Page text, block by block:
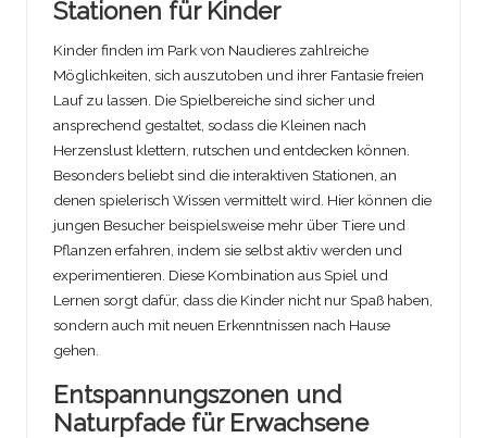
Stationen für Kinder
Kinder finden im Park von Naudieres zahlreiche
Möglichkeiten, sich auszutoben und ihrer Fantasie freien
Lauf zu lassen. Die Spielbereiche sind sicher und
ansprechend gestaltet, sodass die Kleinen nach
Herzenslust klettern, rutschen und entdecken können.
Besonders beliebt sind die interaktiven Stationen, an
denen spielerisch Wissen vermittelt wird. Hier können die
jungen Besucher beispielsweise mehr über Tiere und
Pflanzen erfahren, indem sie selbst aktiv werden und
experimentieren. Diese Kombination aus Spiel und
Lernen sorgt dafür, dass die Kinder nicht nur Spaß haben,
sondern auch mit neuen Erkenntnissen nach Hause
gehen.
Entspannungszonen und
Naturpfade für Erwachsene